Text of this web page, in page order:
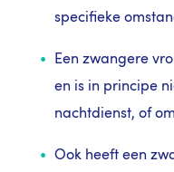
specifieke
Een zwangere
en is in principe
nachtdienst, of
Ook heeft een